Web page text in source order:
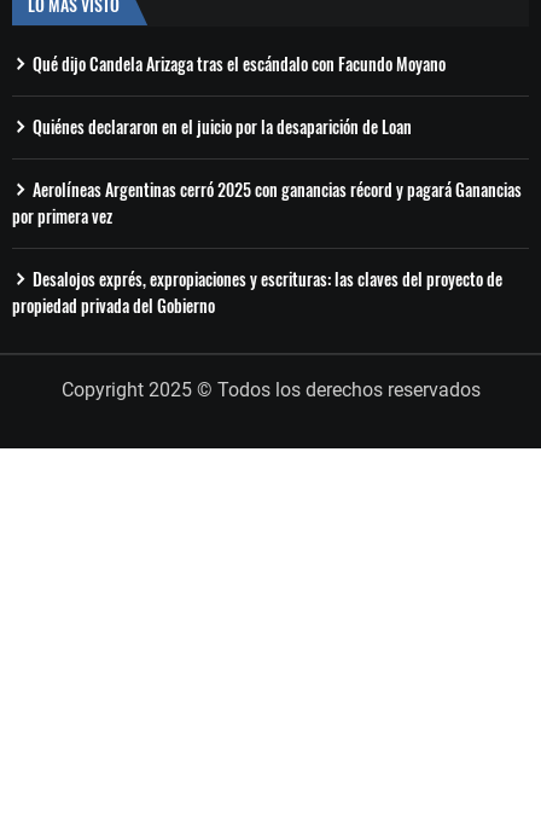
Qué dijo Candela Arizaga tras el escándalo con Facundo Moyano
Quiénes declararon en el juicio por la desaparición de Loan
Aerolíneas Argentinas cerró 2025 con ganancias récord y pagará Ganancias
por primera vez
Desalojos exprés, expropiaciones y escrituras: las claves del proyecto de
propiedad privada del Gobierno
Copyright 2025 © Todos los derechos reservados